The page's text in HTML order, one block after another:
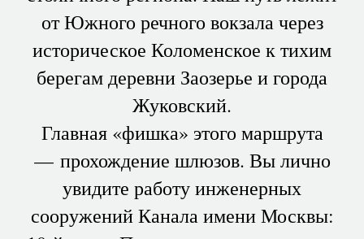
от Южного речного вокзала через
историческое Коломенское к тихим
берегам деревни Заозерье и города
Жуковский.
Главная «фишка» этого маршрута
— прохождение шлюзов. Вы лично
увидите работу инженерных
сооружений Канала имени Москвы: